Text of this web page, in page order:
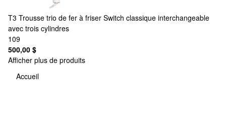
T3 Trousse trio de fer à friser Switch classique interchangeable
avec trois cylindres
109
500,00 $
Afficher plus de produits
Accueil